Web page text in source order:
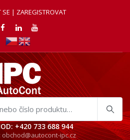
SE | ZAREGISTROVAT
+420 733 688 944
obchod@autocont-ipc.cz